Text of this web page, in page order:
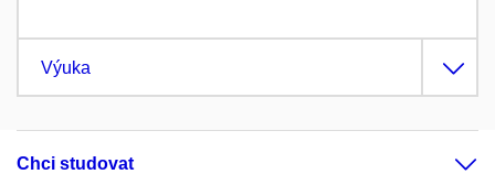
Výuka
Chci studovat